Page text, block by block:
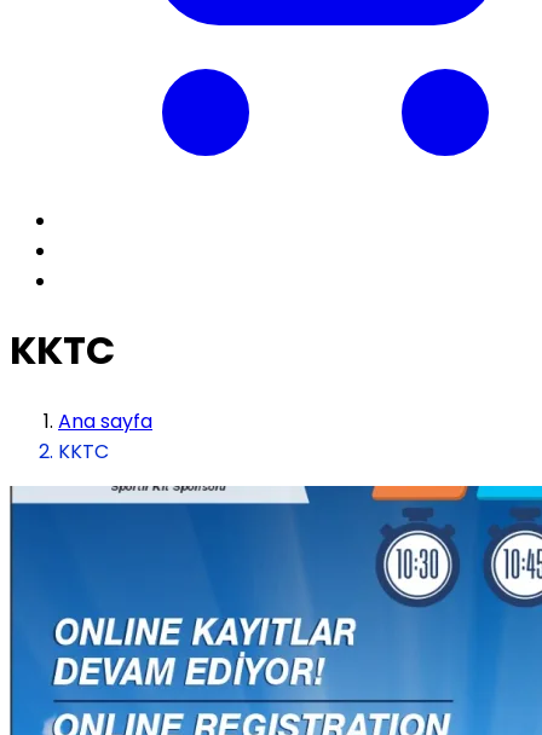
KKTC
Ana sayfa
KKTC